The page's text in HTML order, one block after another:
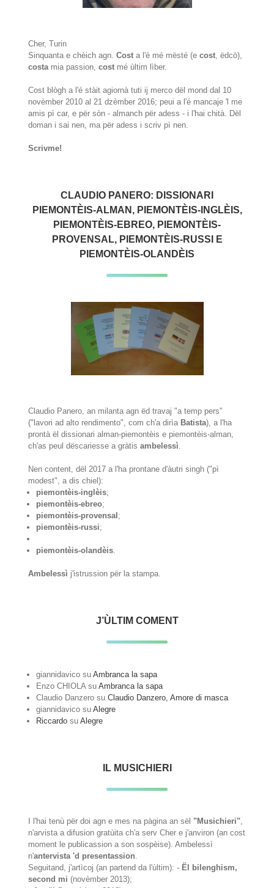
Cher, Turin
Sinquanta e chèich agn.Cost a l'é mé mësté (ecost , ëdcò),
costa mia passion,cost mé ùltim lìber.
Cost blògh a l'é stàit agiornà tuti ij merco dël mond dal 10
novèmber 2010 al 21 dzèmber 2016; peui a l'é mancaje 'l me
amis pì car, e për sòn - almanch për adess - i l'hai chità. Dël
doman i sai nen, ma për adess i scriv pì nen.
Scrivme!
CLAUDIO PANERO: DISSIONARI
PIEMONTÈIS-ALMAN, PIEMONTÈIS-INGLÈIS,
PIEMONTÈIS-EBREO, PIEMONTÈIS-
PROVENSAL, PIEMONTÈIS-RUSSI E
PIEMONTÈIS-OLANDÈIS
Claudio Panero, an milanta agn ëd travaj "a temp pers"
("lavori ad alto rendimento", com ch'a dirìa Batista), a l'ha
prontà ël dissionari alman-piemontèis e piemontèis-alman,
ch'as peul dëscariesse a gràtisambelessì
Nen content, dël 2017 a l'ha prontane d'àutri singh ("pì
modest", a dis chiel):
piemontèis-inglèis;
piemontèis-ebreo;
piemontèis-provensal ;
piemontèis-russi;
piemontèis-olandèis
Ambelessì j'istrussion për la stampa.
J’ÙLTIM COMENT
giannidavico suAmbranca la sapa
Enzo CHIOLA suAmbranca la sapa
Claudio Danzero suClaudio Danzero, Amore di masca
giannidavico suAlegre
Riccardo suAlegre
IL MUSICHIERI
I l'hai tenù për doi agn e mes na pàgina an sël "Musichieri",
n'arvista a difusion gratùita ch'a serv Cher e j'anviron (an cost
moment le publicassion a son sospèise). Ambelessì
n'antervista 'd presentassion.
Seguitand, j'artìcoj (an partend da l'ùltim): - Ël bilenghism,
second mi (novèmber 2013);